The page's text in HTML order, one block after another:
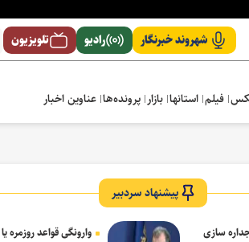
شهروند خبرنگار رادیو تلویزیون
فیلم استانها بازار پرونده‌ها عناوین اخبار
پیشنهاد سردبیر
سازی
وارونگی قواعد روزمره